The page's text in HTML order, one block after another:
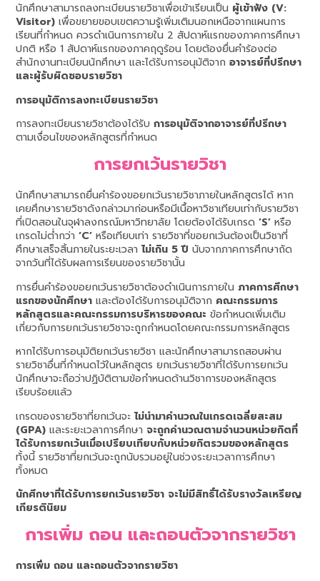
นักศึกษาสามารถลงทะเบียนรายวิชาเพื่อเข้าเรียนเป็น ผู้เข้าฟัง (V:
Visitor) เพื่อขยายขอบเขตความรู้เพิ่มเติมนอกเหนือจากแผนการ
เรียนที่กำหนด ควรดำเนินการภายใน 2 สัปดาห์แรกของภาคการศึกษา
ปกติ หรือ 1 สัปดาห์แรกของภาคฤดูร้อน โดยต้องยื่นคำร้องต่อ
สำนักงานทะเบียนนักศึกษา และได้รับการอนุมัติจากอาจารย์ที่ปรึกษา
และผู้รับผิดชอบรายวิชา
การอนุมัติการลงทะเบียนรายวิชา
การลงทะเบียนรายวิชาต้องได้รับการอนุมัติจากอาจารย์ที่ปรึกษา
ตามเงื่อนไขของหลักสูตรที่กำหนด
การยกเว้นรายวิชา
นักศึกษาสามารถยื่นคำร้องขอยกเว้นรายวิชาภายในหลักสูตรได้ หาก
เคยศึกษารายวิชาดังกล่าวมาก่อนหรือมีเนื้อหาวิชาเทียบเท่ากับรายวิชา
ที่เปิดสอนในจุฬาลงกรณ์มหาวิทยาลัย โดยต้องได้รับเกรด‘S’ หรือ
เกรดไม่ต่ำกว่า‘C’ หรือเทียบเท่า รายวิชาที่ขอยกเว้นต้องเป็นวิชาที่
ศึกษาเสร็จสิ้นภายในระยะเวลาไม่เกิน 5 ปี นับจากภาคการศึกษาถัด
จากวันที่ได้รับผลการเรียนของรายวิชานั้น
การยื่นคำร้องขอยกเว้นรายวิชาต้องดำเนินการภายใน ภาคการศึกษา
แรกของนักศึกษา และต้องได้รับการอนุมัติจาก คณะกรรมการ
หลักสูตรและคณะกรรมการบริหารของคณะ ข้อกำหนดเพิ่มเติม
เกี่ยวกับการยกเว้นรายวิชาจะถูกกำหนดโดยคณะกรรมการหลักสูตร
หากได้รับการอนุมัติยกเว้นรายวิชา และนักศึกษาสามารถสอบผ่าน
รายวิชาอื่นที่กำหนดไว้ในหลักสูตร ยกเว้นรายวิชาที่ได้รับการยกเว้น
นักศึกษาจะถือว่าปฏิบัติตามข้อกำหนดด้านวิชาการของหลักสูตร
เรียบร้อยแล้ว
เกรดของรายวิชาที่ยกเว้นจะไม่นำมาคำนวณในเกรดเฉลี่ยสะสม
(GPA) และระยะเวลาการศึกษา จะถูกคำนวณตามจำนวนหน่วยกิตที่
ได้รับการยกเว้นเมื่อเปรียบเทียบกับหน่วยกิตรวมของหลักสูตร
ทั้งนี้ รายวิชาที่ยกเว้นจะถูกนับรวมอยู่ในช่วงระยะเวลาการศึกษา
ทั้งหมด
นักศึกษาที่ได้รับการยกเว้นรายวิชา จะไม่มีสิทธิ์ได้รับรางวัลเหรียญ
เกียรตินิยม
การเพิ่ม ถอน และถอนตัวจากรายวิชา
การเพิ่ม ถอน และถอนตัวจากรายวิชา